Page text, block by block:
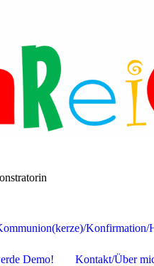
Konfirmation/
Demo! Kontakt/Über